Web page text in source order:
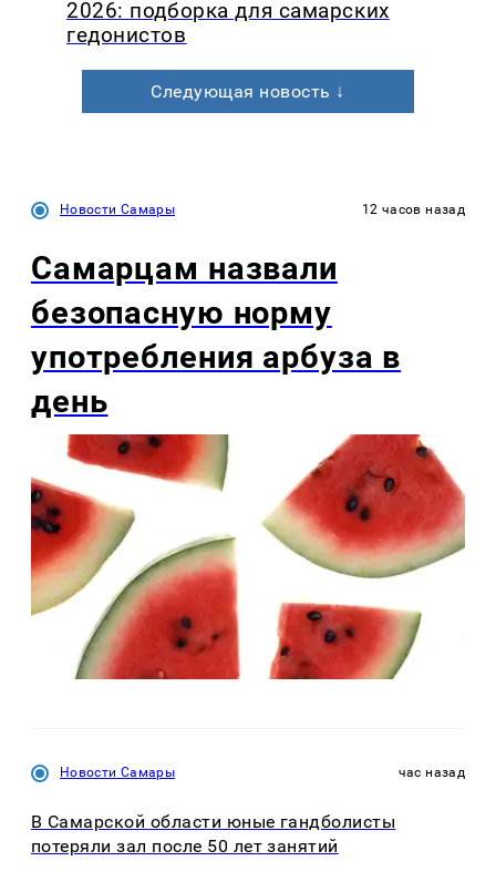
2026: подборка для самарских
гедонистов
Следующая новость ↓
Новости Самары 12 часов назад
Самарцам назвали
безопасную норму
употребления арбуза в
день
Новости Самары час назад
В Самарской области юные гандболисты
потеряли зал после 50 лет занятий